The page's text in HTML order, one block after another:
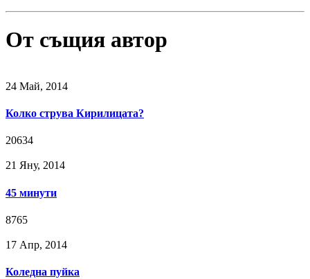
От същия автор
24 Май, 2014
Колко струва Кирилицата?
20634
21 Яну, 2014
45 минути
8765
17 Апр, 2014
Коледна пуйка